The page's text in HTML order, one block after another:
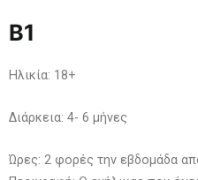
Β1
Ηλικία: 18+
Διάρκεια: 4- 6 μήνες
Ώρες: 2 φορές την εβδομάδα